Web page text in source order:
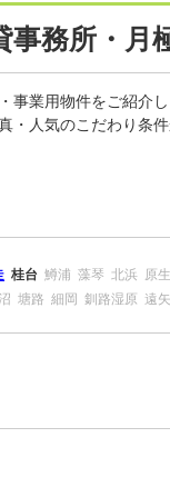
務所・月
業用物件をご紹介
人気のこだわり条
桂台 鱒浦 藻琴 北浜 原
塘路 細岡 釧路湿原 遠矢